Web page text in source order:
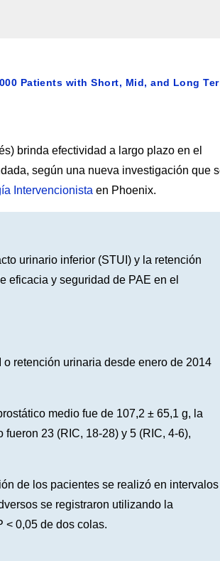
Patients with Short, Mid, and Long
brinda efectividad a largo plazo en el
según una nueva investigación que
Intervencionista en Phoenix.
urinario inferior (STUI) y la retención
eficacia y seguridad de PAE en el
retención urinaria desde enero de 2014
medio fue de 107,2 ± 65,1 g, la
23 (RIC, 18-28) y 5 (RIC, 4-6),
de los pacientes se realizó en intervalos
se registraron utilizando la
< 0,05 de dos colas.